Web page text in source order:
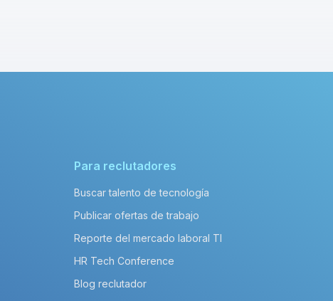
Para reclutadores
Buscar talento de tecnología
Publicar ofertas de trabajo
Reporte del mercado laboral TI
HR Tech Conference
Blog reclutador